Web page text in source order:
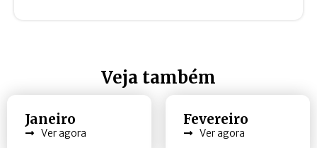
Veja também
Janeiro
Ver agora
Fevereiro
Ver agora